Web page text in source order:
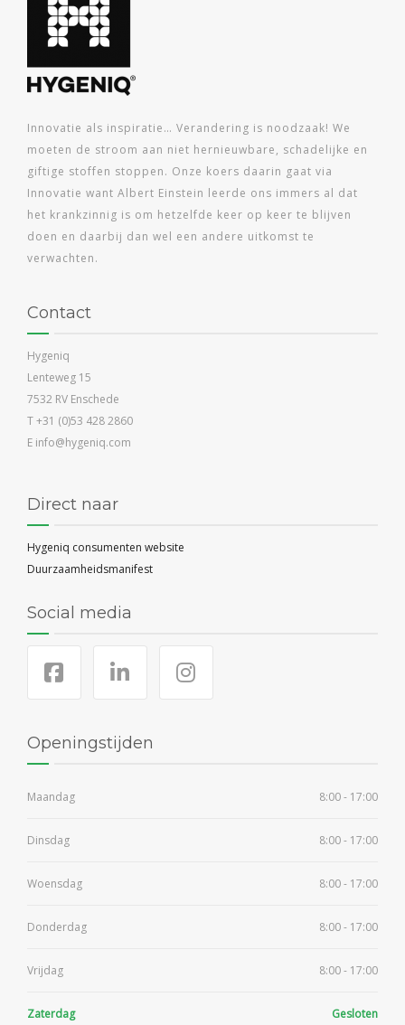
Innovatie als inspiratie… Verandering is noodzaak! We
moeten de stroom aan niet hernieuwbare, schadelijke en
giftige stoffen stoppen. Onze koers daarin gaat via
Innovatie want Albert Einstein leerde ons immers al dat
het krankzinnig is om hetzelfde keer op keer te blijven
doen en daarbij dan wel een andere uitkomst te
verwachten.
Contact
Hygeniq
Lenteweg 15
7532 RV Enschede
T +31 (0)53 428 2860
E info@hygeniq.com
Direct naar
Hygeniq consumenten website
Duurzaamheidsmanifest
Social media
Openingstijden
Maandag 8:00 - 17:00
Dinsdag 8:00 - 17:00
Woensdag 8:00 - 17:00
Donderdag 8:00 - 17:00
Vrijdag 8:00 - 17:00
Zaterdag Gesloten